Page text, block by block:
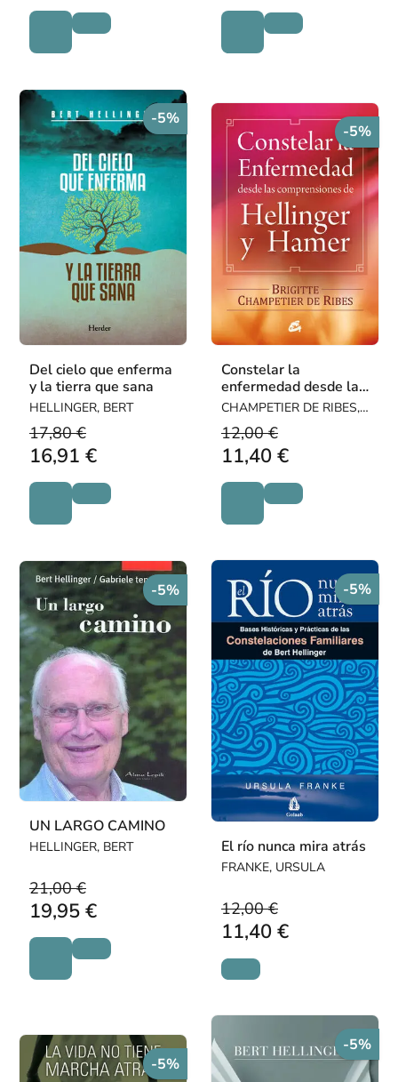
-5%
Del cielo que enferma
y la tierra que sana
HELLINGER, BERT
17,80 €
16,91 €
-5%
Constelar la
enfermedad desde las
comprensiones de
CHAMPETIER DE RIBES,
BRIGITTE
12,00 €
11,40 €
-5%
UN LARGO CAMINO
HELLINGER, BERT
21,00 €
19,95 €
-5%
El río nunca mira atrás
FRANKE, URSULA
12,00 €
11,40 €
-5%
-5%